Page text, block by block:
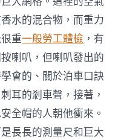
水的混合物，而重力
重一般勞工體檢 ，有
喇叭，但喇叭發出的
會的、關於泊車口訣
耳的剎車聲，接著，
全帽的人朝他衝來。
長長的測量尺和巨大